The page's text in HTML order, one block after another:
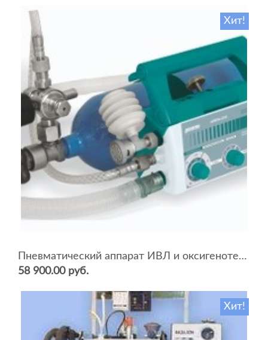
Хит!
Пневматический аппарат ИВЛ и оксигенотерапии портативный АИВЛп-2/20-«ТМТ»
58 900.00 руб.
Хит!